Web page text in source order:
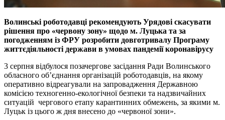
Волинські роботодавці рекомендують Урядові скасувати
рішення про «червону зону» щодо м. Луцька та за
погодженням із ФРУ розробити довготривалу Програму
життєдіяльності держави в умовах пандемії коронавірусу
3 серпня відбулося позачергове засідання Ради Волинського
обласного об’єднання організацій роботодавців, на якому
оперативно відреагували на запровадження Державною
комісією техногенно-екологічної безпеки та надзвичайних
ситуацій чергового етапу карантинних обмежень, за якими м.
Луцьк із цього ж дня внесено до «червоної зони».